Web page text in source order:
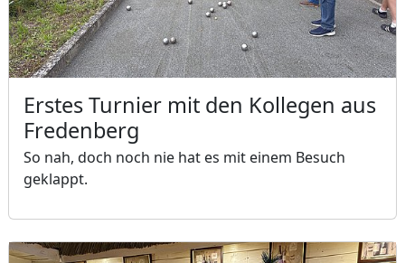
Erstes Turnier mit den Kollegen aus
Fredenberg
So nah, doch noch nie hat es mit einem Besuch
geklappt.